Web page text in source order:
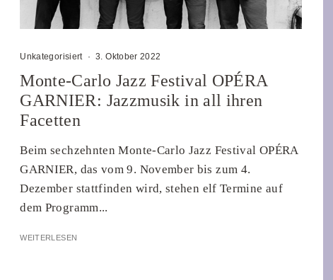
Unkategorisiert · 3. Oktober 2022
Monte-Carlo Jazz Festival OPÉRA
GARNIER: Jazzmusik in all ihren
Facetten
Beim sechzehnten Monte-Carlo Jazz Festival OPÉRA
GARNIER, das vom 9. November bis zum 4.
Dezember stattfinden wird, stehen elf Termine auf
dem Programm...
WEITERLESEN